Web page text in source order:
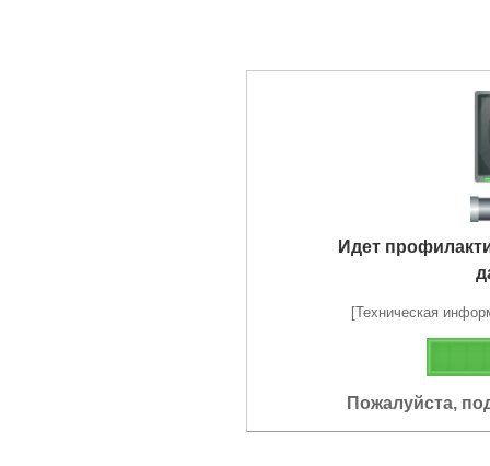
Идет
[Техническая
Пожалуйста,